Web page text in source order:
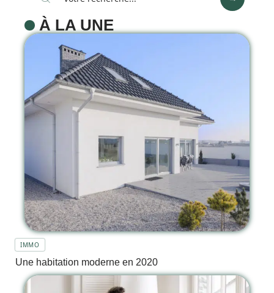
À LA UNE
IMMO
Une habitation moderne en 2020